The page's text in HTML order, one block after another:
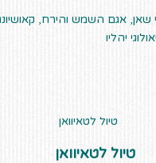
שאן, אגם השמש והירח, קאושיונג,
יהליו
טיול לטאיוואן